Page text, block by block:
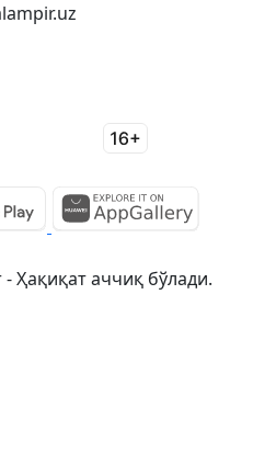
Ҳақиқат аччиқ бўлади.